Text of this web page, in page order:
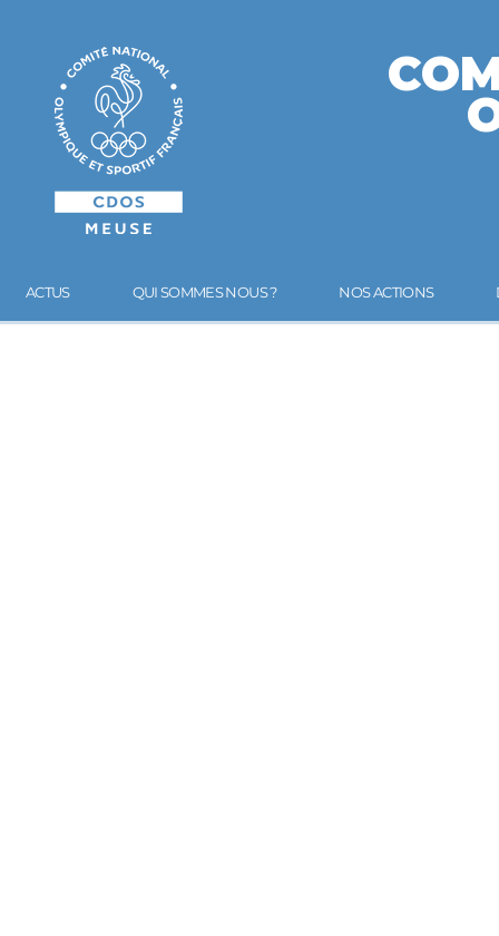
ACTUS QUI SOMMES NOUS ? NOS ACTIONS